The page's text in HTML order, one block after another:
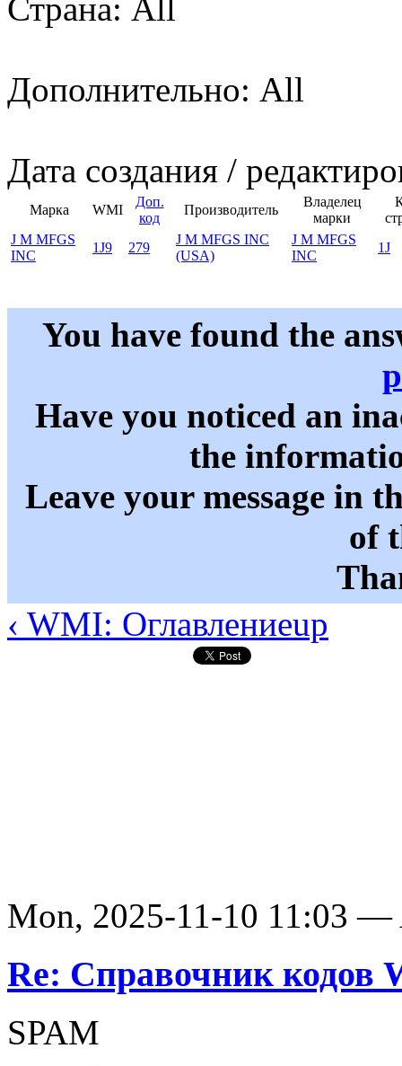
Страна: All
Дополнительно: All
Дата создания /
Марка WMI
Доп.
код
Производитель
Владелец
марки
J M MFGS
INC
1J9 279
J M MFGS INC
(USA)
J M MFGS
INC
1J
You have found the
Have you noticed an
the
Leave your message in
of
‹ WMI: Оглавлениеup
Mon, 2025-11-10 11:03 —
Re: Справочник кодов
SPAM